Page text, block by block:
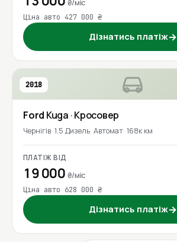
₴/міс
Ціна авто 427 000 ₴
Дізнатись платіж→
2018
Ford Kuga · Кросовер
Чернігів 1.5 Дизель Автомат 168к км
ПЛАТІЖ ВІД
19 000 ₴/міс
Ціна авто 628 000 ₴
Дізнатись платіж→